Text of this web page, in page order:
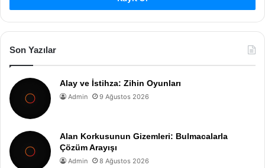
Son Yazılar
Alay ve İstihza: Zihin Oyunları
Admin 9 Ağustos 2026
Alan Korkusunun Gizemleri: Bulmacalarla
Çözüm Arayışı
Admin 8 Ağustos 2026